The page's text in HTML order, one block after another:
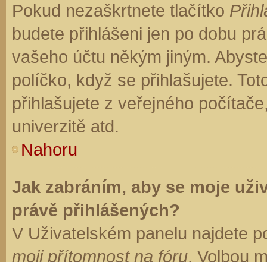
Pokud nezaškrtnete tlačítko
budete přihlášeni jen po dobu
vašeho účtu někým jiným.
políčko, když se přihlašujete.
přihlašujete z veřejného
univerzitě atd.
Nahoru
Jak zabráním, aby se moje
právě přihlášených?
V Uživatelském panelu najdete
moji přítomnost na fóru. Volbou